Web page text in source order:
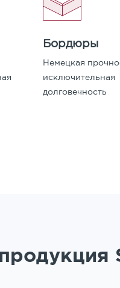
Бордюры
Немецкая
исключительная
долговечность